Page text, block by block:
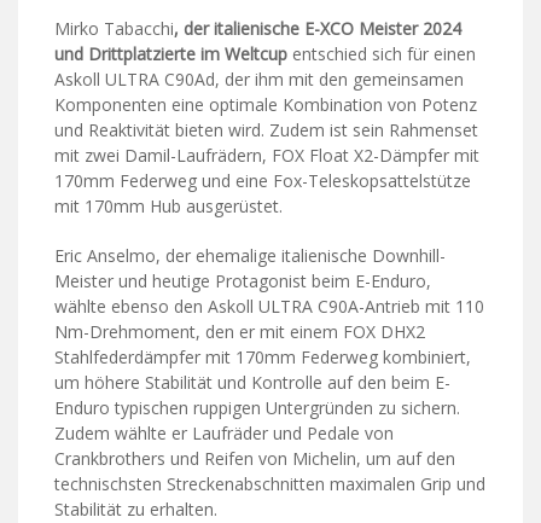
Mirko Tabacchi, der italienische E-XCO Meister 2024
und Drittplatzierte im Weltcup entschied sich für einen
Askoll ULTRA C90Ad, der ihm mit den gemeinsamen
Komponenten eine optimale Kombination von Potenz
und Reaktivität bieten wird. Zudem ist sein Rahmenset
mit zwei Damil-Laufrädern, FOX Float X2-Dämpfer mit
170mm Federweg und eine Fox-Teleskopsattelstütze
mit 170mm Hub ausgerüstet.
Eric Anselmo, der ehemalige italienische Downhill-
Meister und heutige Protagonist beim E-Enduro,
wählte ebenso den Askoll ULTRA C90A-Antrieb mit 110
Nm-Drehmoment, den er mit einem FOX DHX2
Stahlfederdämpfer mit 170mm Federweg kombiniert,
um höhere Stabilität und Kontrolle auf den beim E-
Enduro typischen ruppigen Untergründen zu sichern.
Zudem wählte er Laufräder und Pedale von
Crankbrothers und Reifen von Michelin, um auf den
technischsten Streckenabschnitten maximalen Grip und
Stabilität zu erhalten.